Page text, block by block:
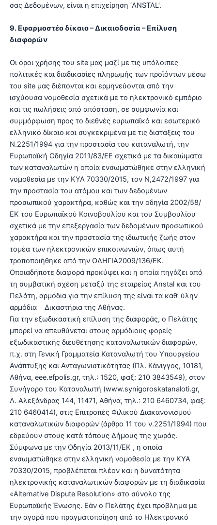
σας Δεδομένων, είναι η επιχείρηση ‘ANSTAL’.
9. Εφαρμοστέο δίκαιο – Δικαιοδοσία – Επίλυση
διαφορών
Οι όροι χρήσης του site μας μαζί με τις υπόλοιπες
πολιτικές και διαδικασίες πληρωμής των προϊόντων μέσω
του site μας διέπονται και ερμηνεύονται από την
ισχύουσα νομοθεσία σχετικά με το ηλεκτρονικό εμπόριο
και τις πωλήσεις από απόσταση, σε συμφωνία και
συμμόρφωση προς το διεθνές ευρωπαϊκό και εσωτερικό
ελληνικό δίκαιο και συγκεκριμένα με τις διατάξεις του
Ν.2251/1994 για την προστασία του καταναλωτή, την
Ευρωπαϊκή Οδηγία 2011/83/ΕΕ σχετικά με τα δικαιώματα
των καταναλωτών η οποία ενσωματώθηκε στην ελληνική
νομοθεσία με την ΚΥΑ 70330/2015, τον Ν,2472/1997 για
την προστασία του ατόμου και των δεδομένων
προσωπικού χαρακτήρα, καθώς και την οδηγία 2002/58/
ΕΚ του Ευρωπαϊκού Κοινοβουλίου και του Συμβουλίου
σχετικά με την επεξεργασία των δεδομένων προσωπικού
χαρακτήρα και την προστασία της ιδιωτικής ζωής στον
τομέα των ηλεκτρονικών επικοινωνιών, όπως αυτή
τροποποιήθηκε από την ΟΔΗΓΙΑ2009/136/ΕΚ.
Οποιαδήποτε διαφορά προκύψει και η οποία πηγάζει από
τη συμβατική σχέση μεταξύ της εταιρείας Anstal και του
Πελάτη, αρμόδια για την επίλυση της είναι τα καθ’ ύλην
αρμόδια Δικαστήρια της Αθήνας.
Για την εξωδικαστική επίλυση της διαφοράς, ο Πελάτης
μπορεί να απευθύνεται στους αρμόδιους φορείς
εξωδικαστικής διευθέτησης καταναλωτικών διαφορών,
π.χ. στη Γενική Γραμματεία Καταναλωτή του Υπουργείου
Ανάπτυξης και Ανταγωνιστικότητας (Πλ. Κάνιγγος, 10181,
Αθήνα, eee.efpolis.gr, τηλ.: 1520, φαξ: 210 3843549), στον
Συνήγορο του Καταναλωτή (www.synigoroskatanaloti.gr,
Λ. Αλεξάνδρας 144, 11471, Αθήνα, τηλ.: 210 6460734, φαξ:
210 6460414), στις Επιτροπές Φιλικού Διακανονισμού
καταναλωτικών διαφορών (άρθρο 11 του ν.2251/1994) που
εδρεύουν στους κατά τόπους Δήμους της χωράς.
Σύμφωνα με την Οδηγία 2013/11/ΕΚ , η οποία
ενσωματώθηκε στην ελληνική νομοθεσία με την ΚΥΑ
70330/2015, προβλέπεται πλέον και η δυνατότητα
ηλεκτρονικής καταναλωτικών διαφορών με τη διαδικασία
«Alternative Dispute Resolution» στο σύνολο της
Ευρωπαϊκής Ένωσης. Εάν ο Πελάτης έχει πρόβλημα με
την αγορά που πραγματοποίηση από το Ηλεκτρονικό